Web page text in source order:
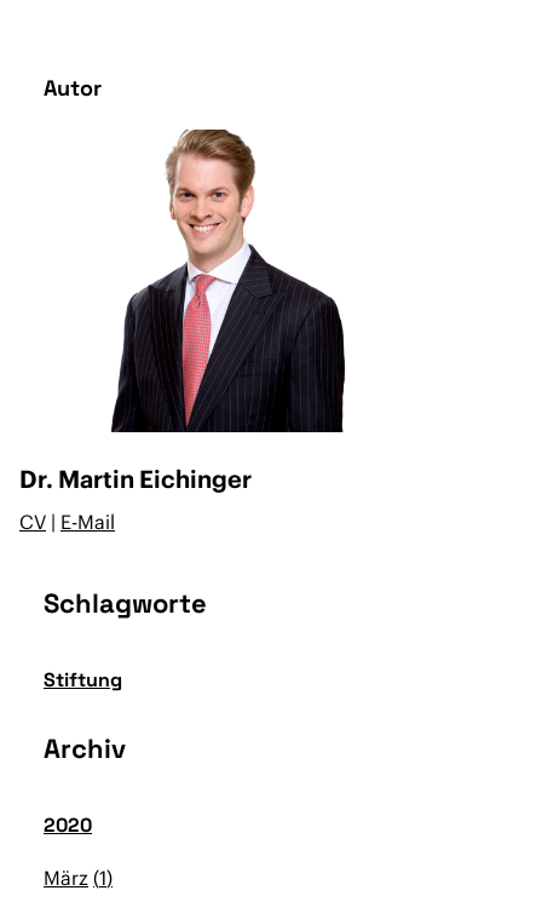
Autor
Dr. Martin Eichinger
CV | E-Mail
Schlagworte
Stiftung
Archiv
2020
März 1